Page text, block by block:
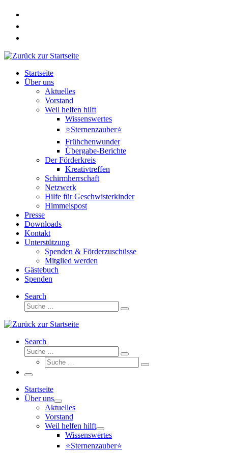
Zum
springen
Startseite
Über uns
Aktuelles
Vorstand
Weil helfen hilft
Wissenswertes
⭐Sternenzauber⭐
Frühchenwunder
Übergabe-Berichte
Der Förderkreis
Kreativtreffen
Schirmherrschaft
Netzwerk
Hilfe für Geschwisterkinder
Himmelspost
Presse
Downloads
Kontakt
Unterstützung
Spenden & Förderzuschüsse
Mitglied werden
Gästebuch
Spenden
Search
Suche
Suche
Search
Suche
Suche
Suche
Suche
Menü
Startseite
Über uns
Aktuelles
Vorstand
Weil helfen hilft
Wissenswertes
⭐Sternenzauber⭐